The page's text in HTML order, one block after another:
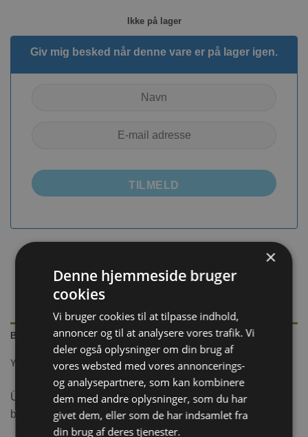
Ikke på lager
Giv mig besked når denne vare er på lager igen.
TILMELD
BESKRIVELSE
YDERLIGERE INFORMATION
Über
Hvid med bedste sugeevne. Lækkert blødt
bundstrøelse, der nemt kan graves huler i.
×
Denne hjemmeside bruger
cookies
Vi bruger cookies til at tilpasse indhold,
annoncer og til at analysere vores trafik. Vi
deler også oplysninger om din brug af
vores websted med vores annoncerings-
og analysepartnere, som kan kombinere
dem med andre oplysninger, som du har
givet dem, eller som de har indsamlet fra
din brug af deres tjenester.